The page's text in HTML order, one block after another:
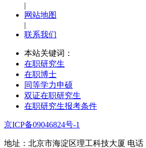
|
网站地图
|
联系我们
本站关键词：
在职研究生
在职博士
同等学力申硕
双证在职研究生
在职研究生报考条件
京ICP备09046824号-1
地址：北京市海淀区理工科技大厦 电话